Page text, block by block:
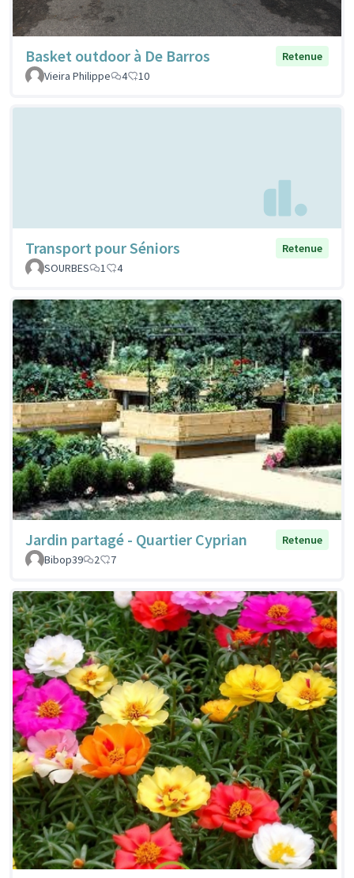
Basket outdoor à De Barros
Retenue
Vieira Philippe
4 10
Transport pour Séniors
Retenue
SOURBES
1 4
Jardin partagé - Quartier Cyprian
Retenue
Bibop39
2 7